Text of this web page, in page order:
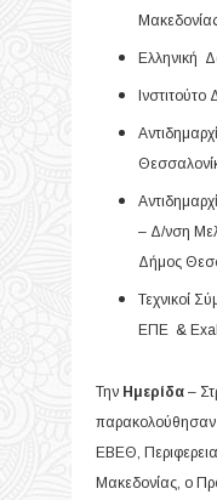
Ελληνική
– Δ/νση
Δήμος
Τεχνικοί
ΕΠΕ &
Την Ημερίδα –
παρακολούθησαν
ΕΒΕΘ,
Μακεδονίας, ο